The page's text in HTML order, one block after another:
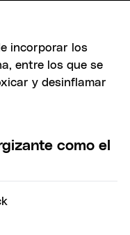
como el